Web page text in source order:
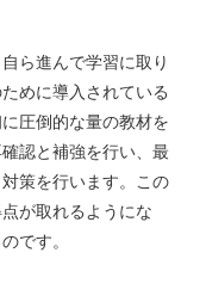
ら進んで学習に取り
めに導入されている
圧倒的な量の教材を
認と補強を行い、最
策を行います。この
が取れるようにな
です。